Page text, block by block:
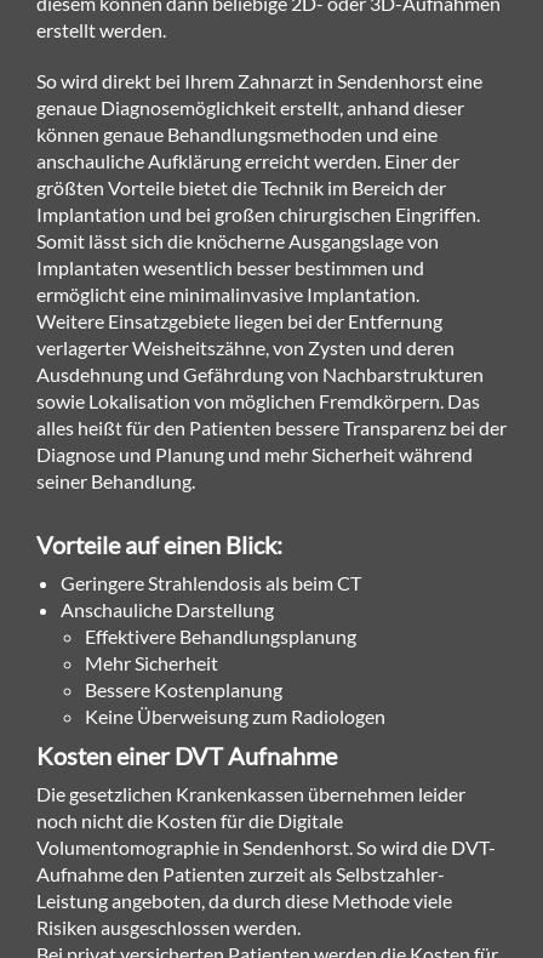
erstellt werden.
So wird direkt bei Ihrem Zahnarzt in Sendenhorsteine
genaue Diagnosemöglichkeit erstellt, anhand dieser
können genaue Behandlungsmethoden und eine
anschauliche Aufklärung erreicht werden. Einer der
größten Vorteile bietet die Technik im Bereich der
Implantation und bei großen chirurgischen Eingriffen.
Somit lässt sich die knöcherne Ausgangslage von
Implantaten wesentlich besser bestimmen und
ermöglicht eine minimalinvasive Implantation.
Weitere Einsatzgebiete liegen bei der Entfernung
verlagerter Weisheitszähne, von Zysten und deren
Ausdehnung und Gefährdung von Nachbarstrukturen
sowie Lokalisation von möglichen Fremdkörpern. Das
alles heißt für den Patienten bessere Transparenz bei der
Diagnose und Planung und mehr Sicherheit während
seiner Behandlung.
Vorteile auf einen Blick:
Geringere Strahlendosis als beim CT
Anschauliche Darstellung
Effektivere Behandlungsplanung
Mehr Sicherheit
Bessere Kostenplanung
Keine Überweisung zum Radiologen
Kosten einer DVT Aufnahme
Die gesetzlichen Krankenkassen übernehmen leider
noch nicht die Kosten für die Digitale
Volumentomographie in Sendenhorst. So wird die DVT-
Aufnahme den Patienten zurzeit als Selbstzahler-
Leistung angeboten, da durch diese Methode viele
Risiken ausgeschlossen werden.